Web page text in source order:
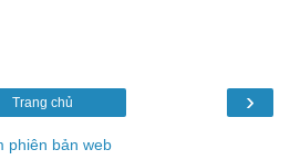
›
Trang chủ
phiên bản web